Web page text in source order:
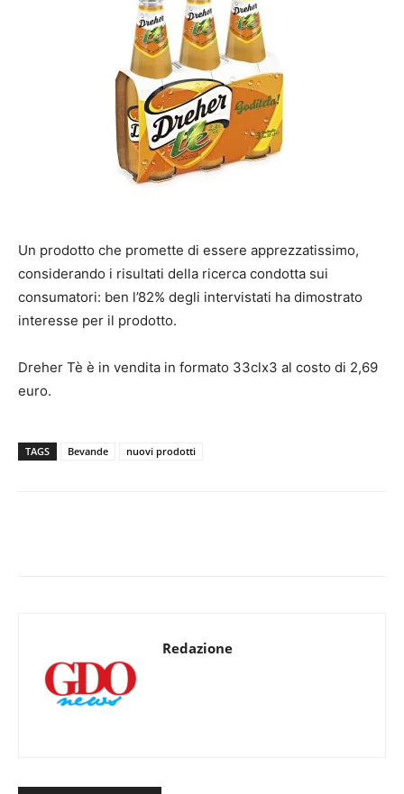
Un prodotto che promette di essere apprezzatissimo,
considerando i risultati della ricerca condotta sui
consumatori: ben l’82% degli intervistati ha dimostrato
interesse per il prodotto.
Dreher Tè è in vendita in formato 33clx3 al costo di 2,69
euro.
TAGS Bevande nuovi prodotti
Redazione